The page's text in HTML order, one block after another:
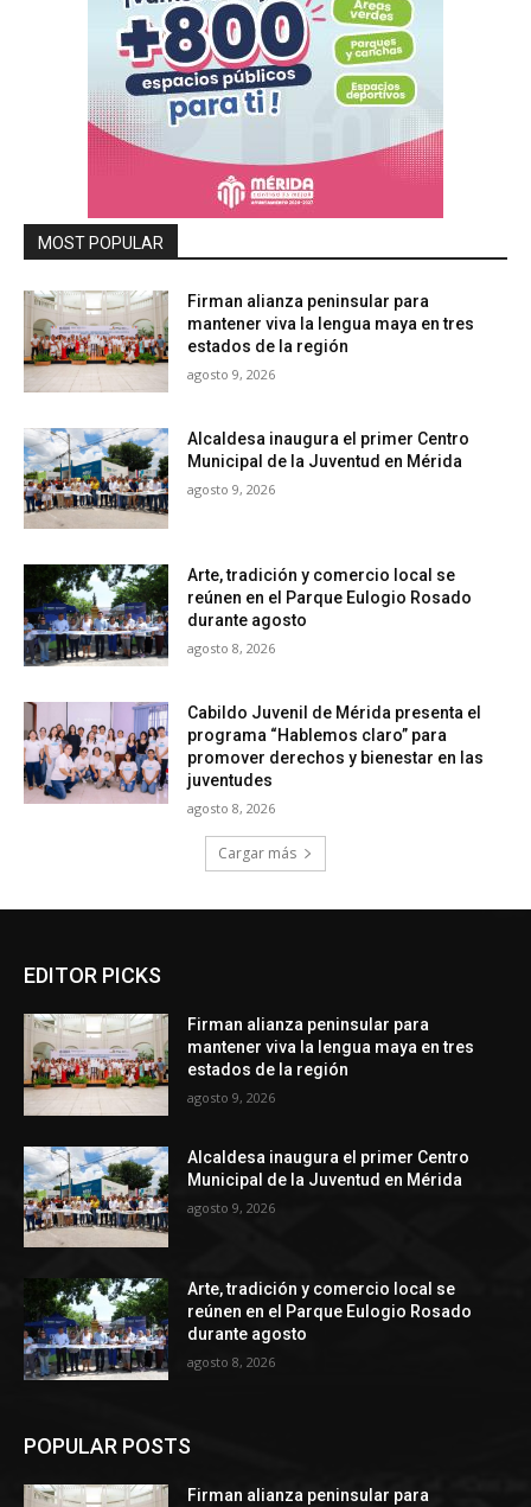
MOST POPULAR
Firman alianza peninsular para
mantener viva la lengua maya en tres
estados de la región
agosto 9, 2026
Alcaldesa inaugura el primer Centro
Municipal de la Juventud en Mérida
agosto 9, 2026
Arte, tradición y comercio local se
reúnen en el Parque Eulogio Rosado
durante agosto
agosto 8, 2026
Cabildo Juvenil de Mérida presenta el
programa “Hablemos claro” para
promover derechos y bienestar en las
juventudes
agosto 8, 2026
Cargar más
EDITOR PICKS
Firman alianza peninsular para
mantener viva la lengua maya en tres
estados de la región
agosto 9, 2026
Alcaldesa inaugura el primer Centro
Municipal de la Juventud en Mérida
agosto 9, 2026
Arte, tradición y comercio local se
reúnen en el Parque Eulogio Rosado
durante agosto
agosto 8, 2026
POPULAR POSTS
Firman alianza peninsular para